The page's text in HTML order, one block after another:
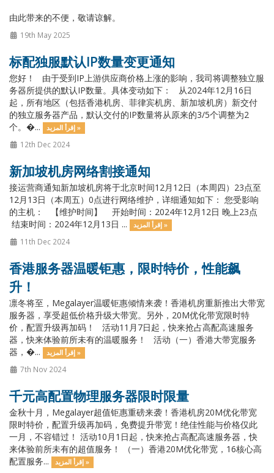
由此带来的不便，敬请谅解。
19th May 2025
标配独服默认IP数量变更通知
您好！ 由于受到IP上游供应商价格上涨的影响，我司将调整独立服
务器所提供的默认IP数量。具体变动如下： 从2024年12月16日
起，所有地区（包括香港机房、菲律宾机房、新加坡机房）新交付
的独立服务器产品，默认交付的IP数量将从原来的3/5个调整为2
个。�...
إقرأ المزيد »
12th Dec 2024
新加坡机房网络割接通知
接运营商通知新加坡机房将于北京时间12月12日（本周四）23点至
12月13日（本周五）0点进行网络维护，详细通知如下： 您受影响
的主机： 【维护时间】 开始时间：2024年12月12日 晚上23点
结束时间：2024年12月13日 ...
إقرأ المزيد »
11th Dec 2024
香港服务器温暖钜惠，限时特价，性能飙
升！
凛冬将至，Megalayer温暖钜惠倾情来袭！香港机房重新推出大带宽
服务器，享受超低价格升级大带宽。另外，20M优化带宽限时特
价，配置升级再加码！ 活动11月7日起，快来抢占高配高速服务
器，快来体验前所未有的温暖服务！ 活动（一）香港大带宽服务
器，�...
إقرأ المزيد »
7th Nov 2024
千元高配置物理服务器限时限量
金秋十月，Megalayer超值钜惠重磅来袭！香港机房20M优化带宽
限时特价，配置升级再加码，免费提升带宽！绝佳性能与价格仅此
一月，不容错过！ 活动10月1日起，快来抢占高配高速服务器，快
来体验前所未有的超值服务！ （一）香港20M优化带宽，16核心高
配置服务...
إقرأ المزيد »